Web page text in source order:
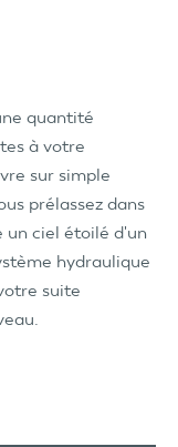
quantité
à votre
sur simple
prélassez dans
ciel étoilé d'un
hydraulique
suite